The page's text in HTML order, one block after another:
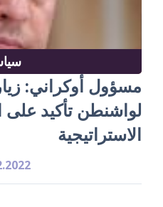
مسؤول أوكراني:
لواشنطن تأكيد على
الاستراتيجية